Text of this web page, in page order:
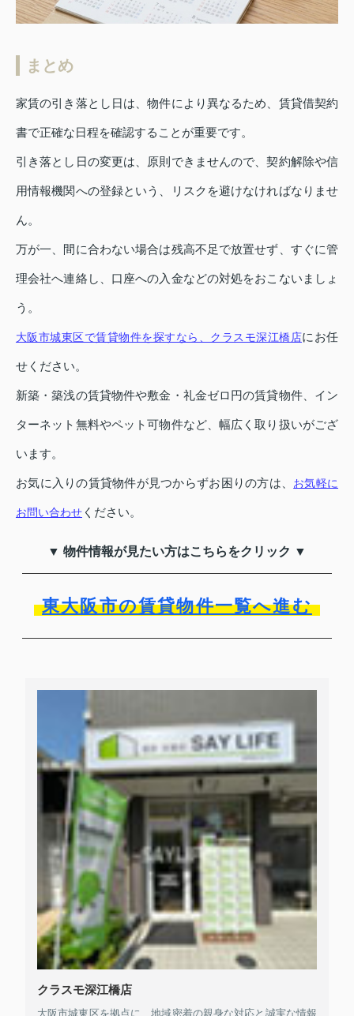
まとめ
家賃の引き落とし日は、物件により異なるため、賃貸借契約
書で正確な日程を確認することが重要です。
引き落とし日の変更は、原則できませんので、契約解除や信
用情報機関への登録という、リスクを避けなければなりませ
ん。
万が一、間に合わない場合は残高不足で放置せず、すぐに管
理会社へ連絡し、口座への入金などの対処をおこないましょ
う。
大阪市城東区で賃貸物件を探すなら、クラスモ深江橋店にお任
せください。
新築・築浅の賃貸物件や敷金・礼金ゼロ円の賃貸物件、イン
ターネット無料やペット可物件など、幅広く取り扱いがござ
います。
お気に入りの賃貸物件が見つからずお困りの方は、 お気軽に
お問い合わせ ください。
▼ 物件情報が見たい方はこちらをクリック ▼
東大阪市の賃貸物件一覧へ進む
クラスモ深江橋店
大阪市城東区を拠点に、地域密着の親身な対応と誠実な情報